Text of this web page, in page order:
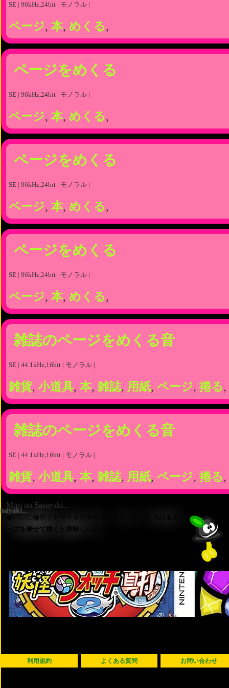
SE | 96kHz,24bit | モノラル |
ページ, 本, めくる,
ページをめくる
SE | 96kHz,24bit | モノラル |
ページ, 本, めくる,
ページをめくる
SE | 96kHz,24bit | モノラル |
ページ, 本, めくる,
ページをめくる
SE | 96kHz,24bit | モノラル |
ページ, 本, めくる,
雑誌のページをめくる音
SE | 44.1kHz,16bit | モノラル |
雑貨, 小道具, 本, 雑誌, 用紙, ページ, 捲る,
雑誌のページをめくる音
SE | 44.1kHz,16bit | モノラル |
雑貨, 小道具, 本, 雑誌, 用紙, ページ, 捲る,
Mori no Sasayaki...
食パンに輪切りトマト＆ピーマン、ベーコン、とろけるチ
ーズを乗せて焼くと美味しいよ
利用規約 よくある質問 お問い合わせ